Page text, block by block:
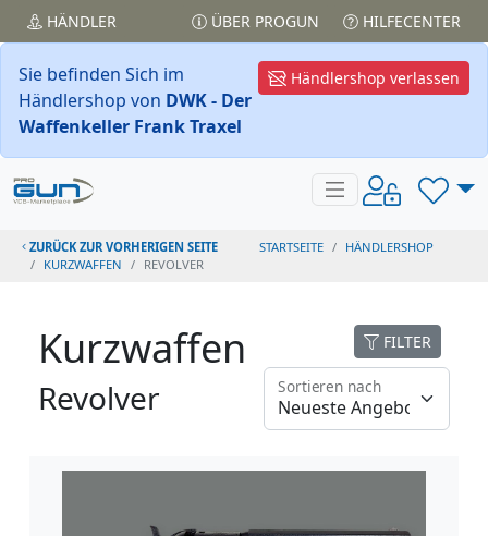
HÄNDLER ÜBER PROGUN HILFECENTER
Händlershop verlassen
Sie befinden Sich im
Händlershop von DWK - Der
Waffenkeller Frank Traxel
ZURÜCK ZUR VORHERIGEN SEITE STARTSEITE
HÄNDLERSHOP
KURZWAFFEN
REVOLVER
Kurzwaffen
Revolver
FILTER
Sortieren nach